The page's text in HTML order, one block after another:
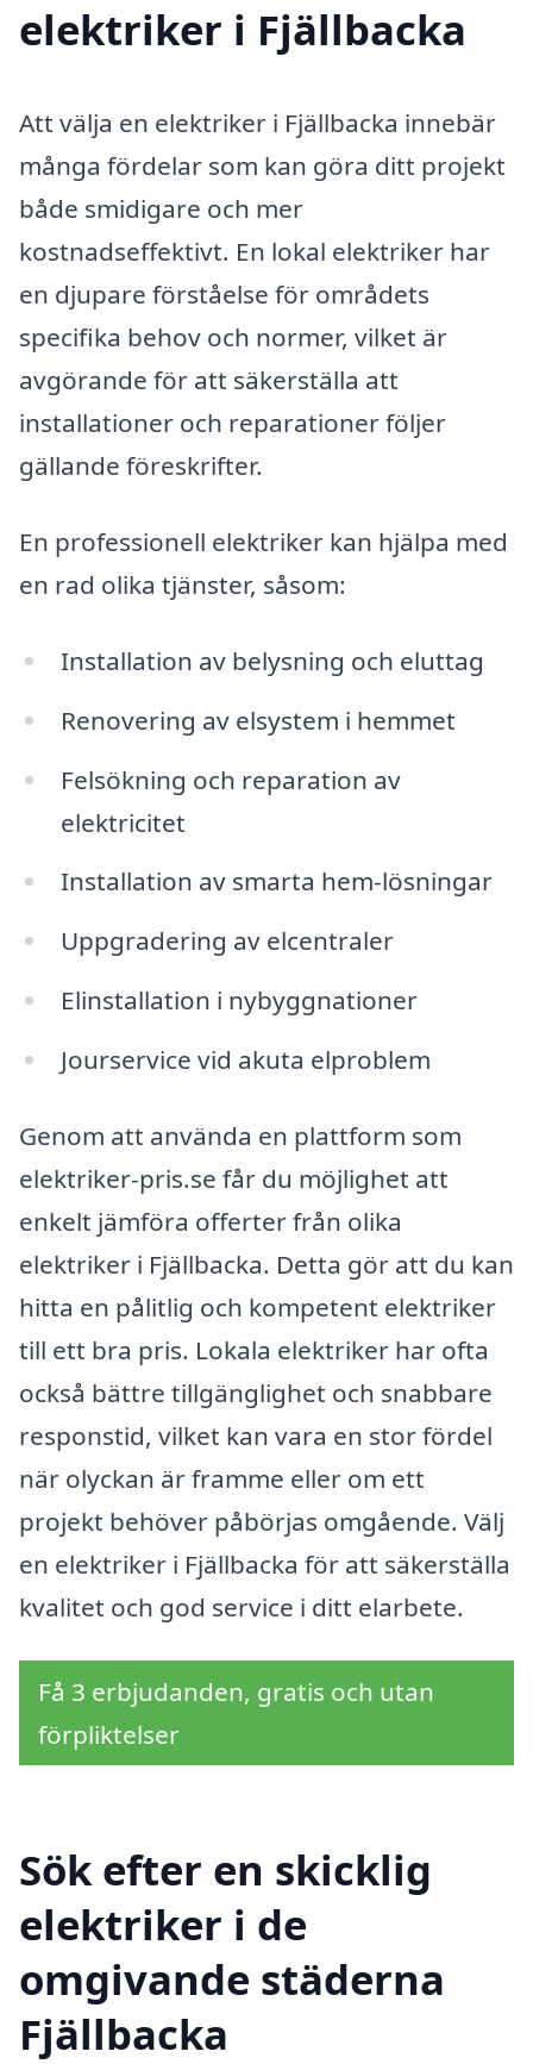
elektriker i Fjällbacka
Att välja en elektriker i Fjällbacka innebär
många fördelar som kan göra ditt projekt
både smidigare och mer
kostnadseffektivt. En lokal elektriker har
en djupare förståelse för områdets
specifika behov och normer, vilket är
avgörande för att säkerställa att
installationer och reparationer följer
gällande föreskrifter.
En professionell elektriker kan hjälpa med
en rad olika tjänster, såsom:
Installation av belysning och eluttag
Renovering av elsystem i hemmet
Felsökning och reparation av
elektricitet
Installation av smarta hem-lösningar
Uppgradering av elcentraler
Elinstallation i nybyggnationer
Jourservice vid akuta elproblem
Genom att använda en plattform som
elektriker-pris.se får du möjlighet att
enkelt jämföra offerter från olika
elektriker i Fjällbacka. Detta gör att du kan
hitta en pålitlig och kompetent elektriker
till ett bra pris. Lokala elektriker har ofta
också bättre tillgänglighet och snabbare
responstid, vilket kan vara en stor fördel
när olyckan är framme eller om ett
projekt behöver påbörjas omgående. Välj
en elektriker i Fjällbacka för att säkerställa
kvalitet och god service i ditt elarbete.
Få 3 erbjudanden, gratis och utan
förpliktelser
Sök efter en skicklig
elektriker i de
omgivande städerna
Fjällbacka